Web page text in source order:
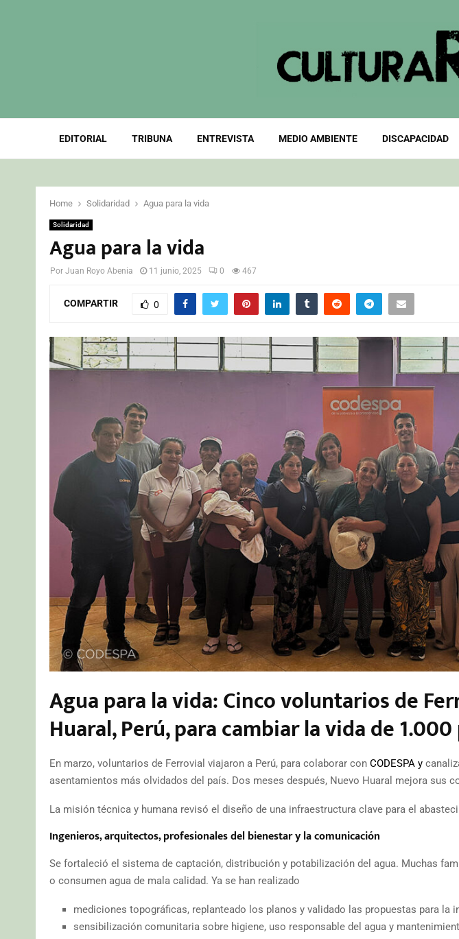
EDITORIAL TRIBUNA ENTREVISTA MEDIO AMBIENTE DISCAPACIDAD
Home Solidaridad Agua para la vida
Solidaridad
Agua para la vida
Por Juan Royo Abenia 11 junio, 2025 0 467
COMPARTIR 0
Agua para la vida:Cinco voluntarios de
Huaral, Perú, para cambiar la vida de
En marzo, voluntarios de Ferrovial viajaron a Perú, para colaborar con CODESPA y
asentamientos más olvidados del país. Dos meses después, Nuevo Huaral mejora sus
La misión técnica y humana revisó el diseño de una infraestructura clave para el
Ingenieros, arquitectos, profesionales del bienestar y la comunicación
Se fortaleció el sistema de captación, distribución y potabilización del agua. Muchas
o consumen agua de mala calidad. Ya se han realizado
mediciones topográficas, replanteado los planos y validado las propuestas para la
sensibilización comunitaria sobre higiene, uso responsable del agua y